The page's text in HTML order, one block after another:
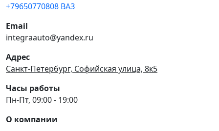
+79650770808 ВАЗ
Email
integraauto@yandex.ru
Адрес
Санкт-Петербург, Софийская улица, 8к5
Часы работы
Пн-Пт, 09:00 - 19:00
О компании